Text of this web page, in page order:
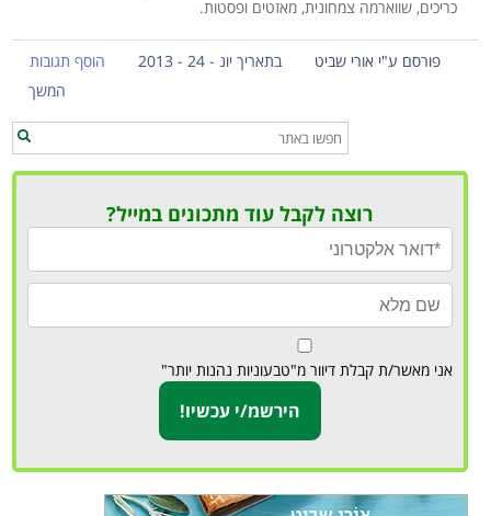
כריכים, שווארמה צמחונית, מאזטים ופסטות.
פורסם ע"י אורי שביט בתאריך יונ - 24 - 2013
הוסף תגובות
המשך
רוצה לקבל עוד מתכונים במייל?
אני מאשר/ת קבלת דיוור מ"טבעוניות נהנות יותר"